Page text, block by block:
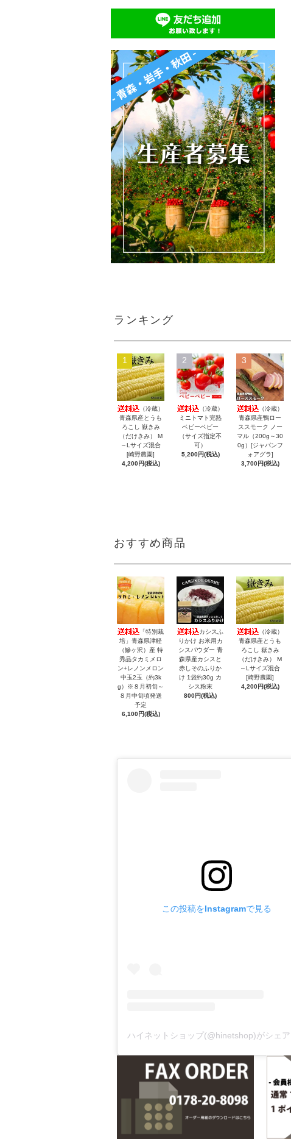
ランキング
1
（冷蔵）
青森県産とうも
ろこし 嶽きみ
（だけきみ） M
～Lサイズ混合
[崎野農園]
4,200円(税込)
2
（冷蔵）
ミニトマト完熟
ベビーベビー
（サイズ指定不
可）
5,200円(税込)
3
（冷蔵）
青森県産鴨ロー
ススモーク ノー
マル（200g～30
0g）[ジャパンフ
ォアグラ]
3,700円(税込)
おすすめ商品
「特別栽
培」青森県津軽
（鰺ヶ沢）産 特
秀品タカミメロ
ン+レノンメロン
中玉2玉（約3k
g）※８月初旬～
８月中旬頃発送
予定
6,100円(税込)
カシスふ
りかけ お米用カ
シスパウダー 青
森県産カシスと
赤しそのふりか
け 1袋約30g カ
シス粉末
800円(税込)
（冷蔵）
青森県産とうも
ろこし 嶽きみ
（だけきみ） M
～Lサイズ混合
[崎野農園]
4,200円(税込)
この投稿をInstagramで見る